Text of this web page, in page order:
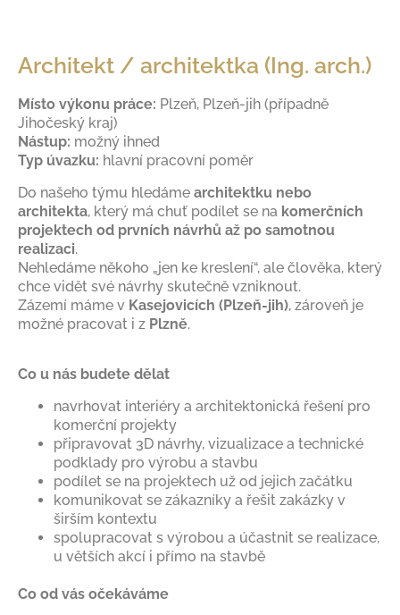
Architekt / architektka (Ing. arch.)
Místo výkonu práce: Plzeň, Plzeň-jih (případně
Jihočeský kraj)
Nástup: možný ihned
Typ úvazku: hlavní pracovní poměr
Do našeho týmu hledáme architektku nebo
architekta, který má chuť podílet se na komerčních
projektech od prvních návrhů až po samotnou
realizaci.
Nehledáme někoho „jen ke kreslení“, ale člověka, který
chce vidět své návrhy skutečně vzniknout.
Zázemí máme v Kasejovicích (Plzeň-jih), zároveň je
možné pracovat i z Plzně.
Co u nás budete dělat
navrhovat interiéry a architektonická řešení pro
komerční projekty
připravovat 3D návrhy, vizualizace a technické
podklady pro výrobu a stavbu
podílet se na projektech už od jejich začátku
komunikovat se zákazníky a řešit zakázky v
širším kontextu
spolupracovat s výrobou a účastnit se realizace,
u větších akcí i přímo na stavbě
Co od vás očekáváme